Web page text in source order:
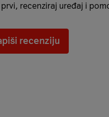
recenziraj uređaj i
recenziju